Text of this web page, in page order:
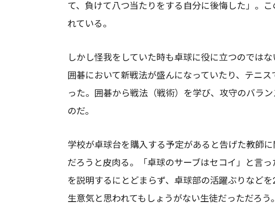
て、負けて八つ当たりをする自分に後悔した」。
れている。
しかし怪我をしていた時も卓球に役に立つのでは
囲碁において新戦法が盛んになっていたり、テニ
った。囲碁から戦法（戦術）を学び、攻守のバラ
のだ。
学校が卓球台を購入する予定があると告げた教師
だろうと皮肉る。「卓球のサーブはセコイ」と言っ
を説明するにとどまらず、卓球部の活躍ぶりなど
生意気と思われてもしょうがない生徒だっただろう。